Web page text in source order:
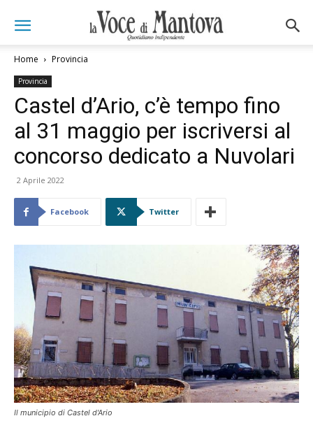
Home Provincia
Provincia
Castel d’Ario, c’è tempo fino
al 31 maggio per iscriversi al
concorso dedicato a Nuvolari
2 Aprile 2022
Facebook Twitter
Il municipio di Castel d'Ario